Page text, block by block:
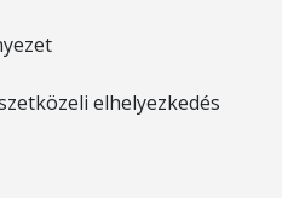
elhelyezkedés